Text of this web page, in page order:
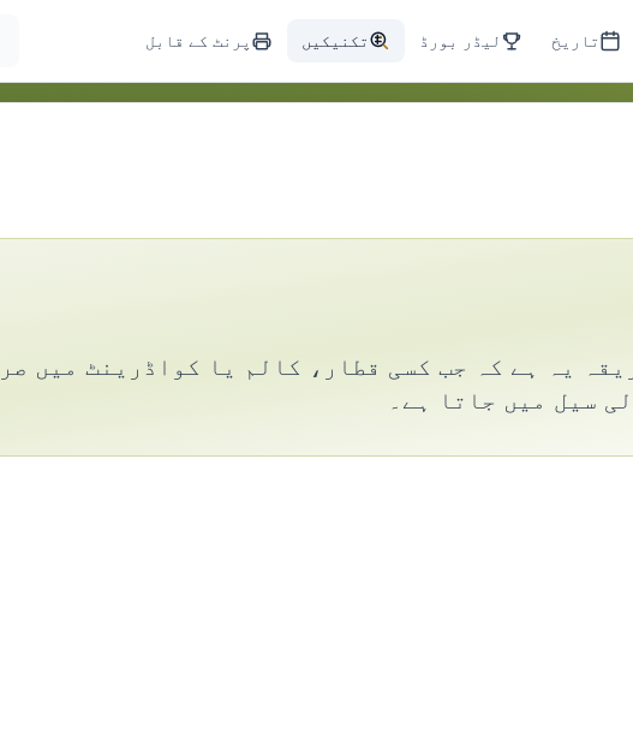
تاریخ لیڈر بورڈ تکنیکیں پرنٹ کے قابل
یہ ہے کہ جب کسی قطار، کالم یا کواڈرینٹ میں
سیل میں جاتا ہے۔